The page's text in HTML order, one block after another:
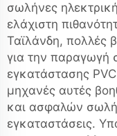
σωλήνες
ελάχιστη
Ταϊλάνδη, πολλές
για την παραγωγή
εγκατάστασης
μηχανές αυτές
και ασφαλών
εγκαταστάσεις.